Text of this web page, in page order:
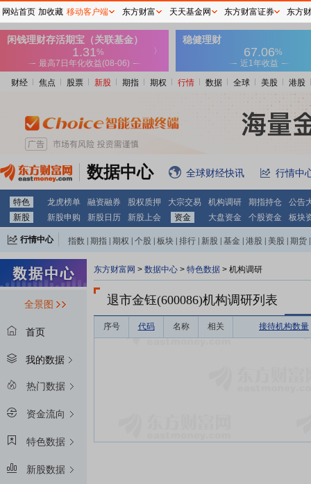
财经 焦点 股票 新股 期指 期权 行情 数据 全球 美股 港股
数据中心 全球财经快讯 行情中
特色 龙虎榜单 融资融券 股权质押 大宗交易 机构调研 期指持仓
公告
新股
新股申购 新股日历 新股上会 资金 大盘资金 个股资金 板块
行情中心 指数 期指 期权 个股 板块 排行 新股 基金 港股 美股 期货
全景图
首页
我的数据
热门数据
资金流向
特色数据
新股数据
东方财富网 > 数据中心 > 特色数据 > 机构调研
退市金钰(600086)机构调研列表
序号 代码 名称 相关 接待机构数量
网站首页 加收藏 移动客户端 东方财富 天天基金网 东方财富证券 东方